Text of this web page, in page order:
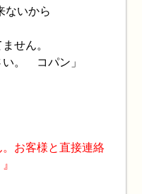
ないから
せん。
い。 コパン」
。お客様と直接連絡